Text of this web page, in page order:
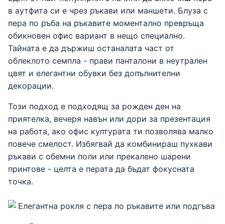
в аутфита си е чрез ръкави или маншети. Блуза с
пера по ръба на ръкавите моментално превръща
обикновен офис вариант в нещо специално.
Тайната е да държиш останалата част от
облеклото семпла - прави панталони в неутрален
цвят и елегантни обувки без допълнителни
декорации.
Този подход е подходящ за рожден ден на
приятелка, вечеря навън или дори за презентация
на работа, ако офис културата ти позволява малко
повече смелост. Избягвай да комбинираш пухкави
ръкави с обемни поли или прекалено шарени
принтове - целта е перата да бъдат фокусната
точка.